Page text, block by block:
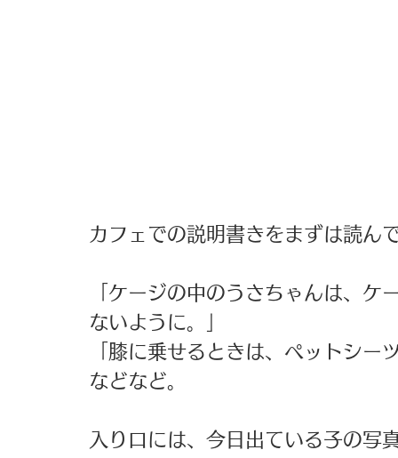
カフェでの説明書きをまずは読ん
「ケージの中のうさちゃんは、ケ
ないように。」
「膝に乗せるときは、ペットシー
などなど。
入り口には、今日出ている子の写